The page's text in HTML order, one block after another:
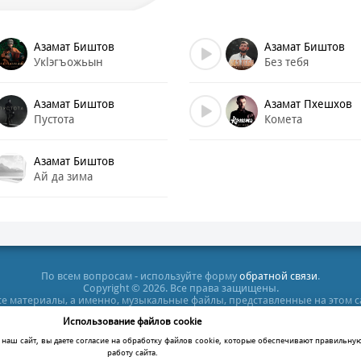
Азамат Биштов
Укlэгъожьын
Азамат Биштов
Без тебя
Азамат Биштов
Пустота
Азамат Пхешхов
Комета
Азамат Биштов
Ай да зима
По всем вопросам - используйте форму обратной связи.
Copyright © 2026. Все права защищены.
материалы, а именно, музыкальные файлы, представленные на этом
целях. Все права на них принадлежат их владельцам. После
диск или удалить этот файл, в противном случае Вы нарушаете
сайта не несет ответственности за противозаконные действия
Использование файлов cookie
сайт, вы даете согласие на обработку файлов cookie, которые обеспечивают
работу сайта.